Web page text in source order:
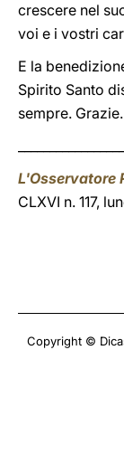
crescere nel
voi e i vostri
E la
Spirito Santo
sempre. Grazie.
L'Osservatore
CLXVI n. 117,
Copyright ©